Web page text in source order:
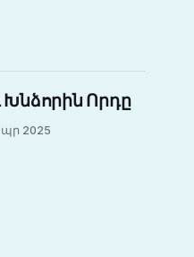
Խնձորին Որդը
2025